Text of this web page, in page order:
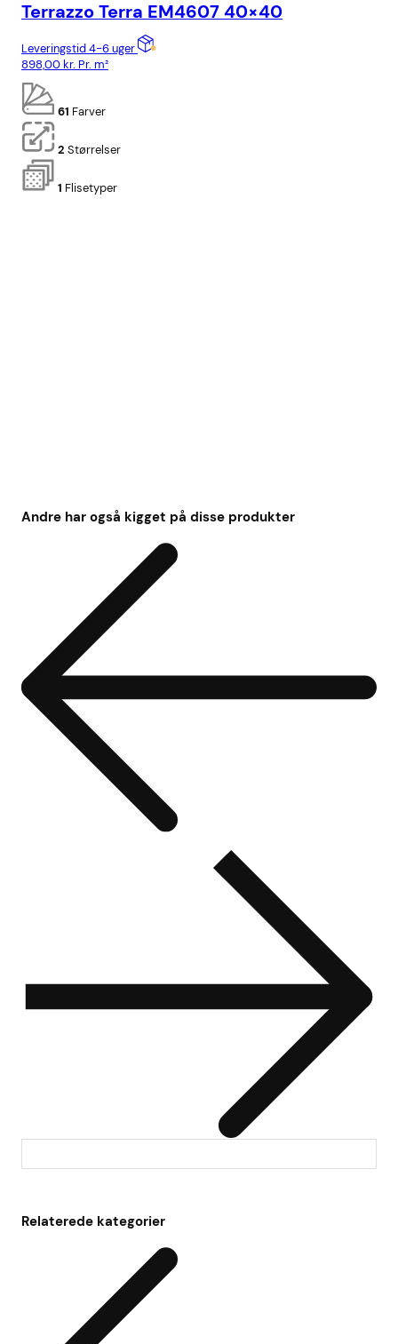
Terrazzo Terra EM4607 40×40
Leveringstid 4-6 uger
898,00kr. Pr. m²
61 Farver
2 Størrelser
1 Flisetyper
Andre har også kigget på disse produkter
Relaterede kategorier